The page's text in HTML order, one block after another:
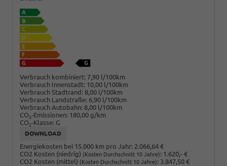
Verbrauch kombiniert: 7,90 l/100km
Verbrauch Innenstadt: 10,00 l/100km
Verbrauch Stadtrand: 8,00 l/100km
Verbrauch Landstraße: 6,90 l/100km
Verbrauch Autobahn: 8,00 l/100km
CO2-Emissionen: 180,00 g/km
CO2-Klasse: G
DOWNLOAD
Energiekosten bei 15.000 km pro Jahr: 2.066,64 €
CO2 Kosten (niedrig) (Kosten Durchschnitt 10 Jahre): 1.620,- €
CO2 Kosten (mittel) (Kosten Durchschnitt 10 Jahre): 3.847,50 €